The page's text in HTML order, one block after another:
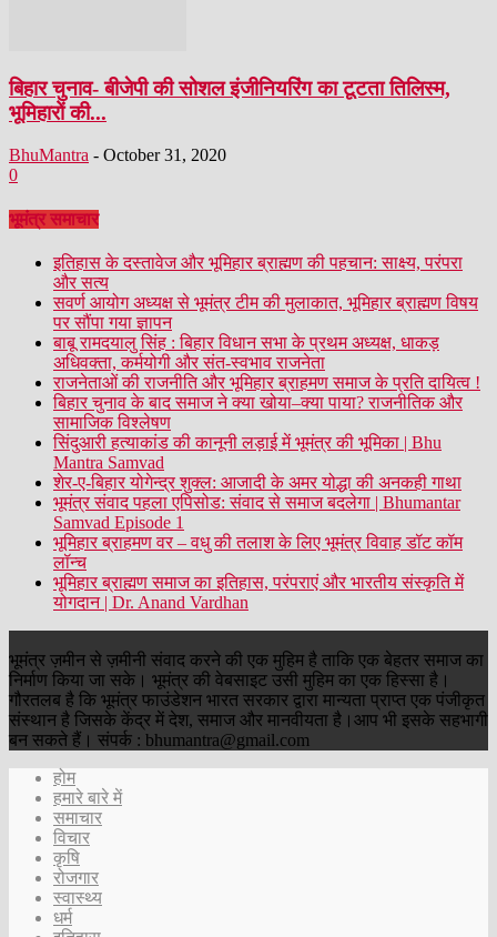
बिहार चुनाव- बीजेपी की सोशल इंजीनियरिंग का टूटता तिलिस्म,
भूमिहारों की...
BhuMantra - October 31, 2020
0
भूमंत्र समाचार
इतिहास के दस्तावेज और भूमिहार ब्राह्मण की पहचान: साक्ष्य, परंपरा
और सत्य
सवर्ण आयोग अध्यक्ष से भूमंत्र टीम की मुलाकात, भूमिहार ब्राह्मण विषय
पर सौंपा गया ज्ञापन
बाबू रामदयालु सिंह : बिहार विधान सभा के प्रथम अध्यक्ष, धाकड़
अधिवक्ता, कर्मयोगी और संत-स्वभाव राजनेता
राजनेताओं की राजनीति और भूमिहार ब्राहमण समाज के प्रति दायित्व !
बिहार चुनाव के बाद समाज ने क्या खोया–क्या पाया? राजनीतिक और
सामाजिक विश्लेषण
सिंदुआरी हत्याकांड की कानूनी लड़ाई में भूमंत्र की भूमिका | Bhu
Mantra Samvad
शेर-ए-बिहार योगेन्द्र शुक्ल: आजादी के अमर योद्धा की अनकही गाथा
भूमंत्र संवाद पहला एपिसोड: संवाद से समाज बदलेगा | Bhumantar
Samvad Episode 1
भूमिहार ब्राहमण वर – वधु की तलाश के लिए भूमंत्र विवाह डॉट कॉम
लॉन्च
भूमिहार ब्राह्मण समाज का इतिहास, परंपराएं और भारतीय संस्कृति में
योगदान | Dr. Anand Vardhan
भूमंत्र ज़मीन से ज़मीनी संवाद करने की एक मुहिम है ताकि एक बेहतर समाज का
निर्माण किया जा सके। भूमंत्र की वेबसाइट उसी मुहिम का एक हिस्सा है।
गौरतलब है कि भूमंत्र फाउंडेशन भारत सरकार द्वारा मान्यता प्राप्त एक पंजीकृत
संस्थान है जिसके केंद्र में देश, समाज और मानवीयता है।आप भी इसके सहभागी
बन सकते हैं। संपर्क : bhumantra@gmail.com
होम
हमारे बारे में
समाचार
विचार
कृषि
रोजगार
स्वास्थ्य
धर्म